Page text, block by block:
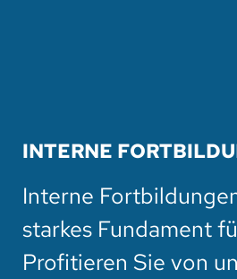
INTERNE
Interne
starkes Fundament
Profitieren Sie von